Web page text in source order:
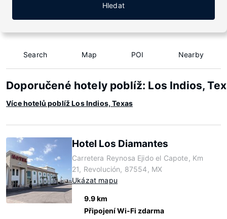
Hledat
Search Map POI Nearby
Doporučené hotely poblíž: Los Indios,
Více hotelů poblíž Los Indios, Texas
Hotel Los Diamantes
Carretera Reynosa Ejido el Capote, Km
21, Revolución, 87554, MX
Ukázat mapu
9.9 km
Připojení Wi-Fi zdarma